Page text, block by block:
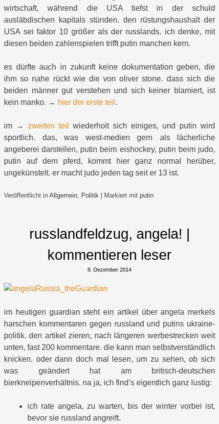
wirtschaft, während die USA tiefst in der schuld
ausläbdischen kapitals stünden. den rüstungshaushalt der
USA sei faktor 10 größer als der russlands. ich denke, mit
diesen beiden zahlenspielen trifft putin manchen kern.
es dürfte auch in zukunft keine dokumentation geben, die
ihm so nahe rückt wie die von oliver stone. dass sich die
beiden männer gut verstehen und sich keiner blamiert, ist
kein manko. → hier der erste teil .
im → zweiten teil
wiederholt sich einiges, und putin wird
sportlich. das, was west-medien gern als lächerliche
angeberei darstellen, putin beim eishockey, putin beim judo,
putin auf dem pferd, kommt hier ganz normal herüber,
ungekünstelt. er macht judo jeden tag seit er 13 ist.
Veröffentlicht in Allgemein, Politik Markiert mit putin
russlandfeldzug, angela! |
kommentieren leser
8. Dezember 2014
im heutigen guardian steht ein artikel über angela merkels
harschen kommentaren gegen russland und putins ukraine-
politik. den artikel zieren, nach längeren werbestrecken weit
unten, fast 200 kommentare. die kann man selbstverständlich
knicken. oder dann doch mal lesen, um zu sehen, ob sich
was geändert hat am britisch-deutschen
bierkneipenverhältnis. na ja, ich find’s eigentlich ganz lustig:
ich rate angela, zu warten, bis der winter vorbei ist,
bevor sie russland angreift.